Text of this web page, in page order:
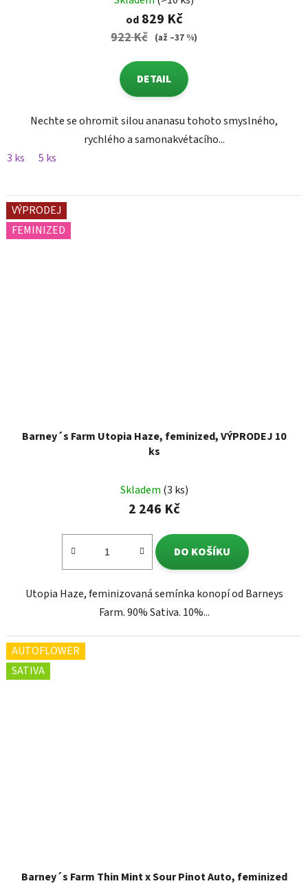
od829 Kč
922 Kč (až –37 %)
DETAIL
Nechte se ohromit silou ananasu tohoto smyslného,
rychlého a samonakvétacího...
3 ks
5 ks
VÝPRODEJ
FEMINIZED
Barney´s Farm Utopia Haze, feminized, VÝPRODEJ 10
ks
Skladem (3 ks)
2 246 Kč
DO KOŠÍKU
Utopia Haze, feminizovaná semínka konopí od Barneys
Farm. 90% Sativa. 10%...
AUTOFLOWER
SATIVA
Barney´s Farm Thin Mint x Sour Pinot Auto, feminized